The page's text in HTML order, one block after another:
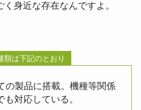
身近な存在なんですよ。
類は下記のとおり
の製品に搭載。機種等関係
も対応している。